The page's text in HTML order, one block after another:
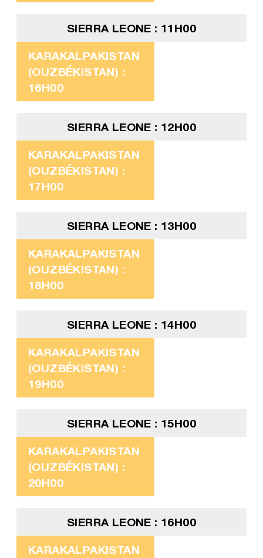
SIERRA LEONE : 11H00
KARAKALPAKISTAN
(OUZBÉKISTAN) :
16H00
SIERRA LEONE : 12H00
KARAKALPAKISTAN
(OUZBÉKISTAN) :
17H00
SIERRA LEONE : 13H00
KARAKALPAKISTAN
(OUZBÉKISTAN) :
18H00
SIERRA LEONE : 14H00
KARAKALPAKISTAN
(OUZBÉKISTAN) :
19H00
SIERRA LEONE : 15H00
KARAKALPAKISTAN
(OUZBÉKISTAN) :
20H00
SIERRA LEONE : 16H00
KARAKALPAKISTAN